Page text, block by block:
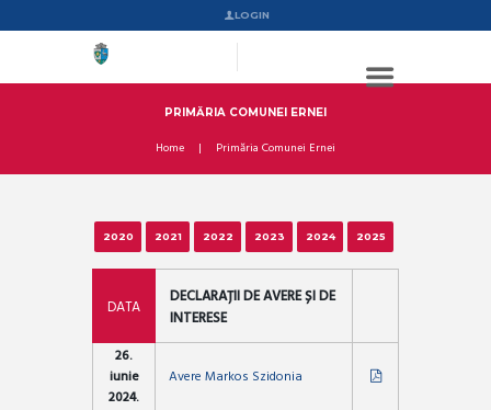
LOGIN
PRIMĂRIA COMUNEI ERNEI
Home Primăria Comunei Ernei
2020 2021 2022 2023 2024 2025
DATA
DECLARAȚII DE AVERE ȘI DE
INTERESE
26.
iunie
2024.
Avere Markos Szidonia